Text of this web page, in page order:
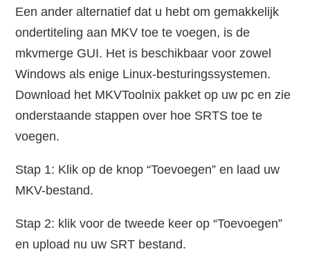
Een ander alternatief dat u hebt om gemakkelijk
ondertiteling aan MKV toe te voegen, is de
mkvmerge GUI. Het is beschikbaar voor zowel
Windows als enige Linux-besturingssystemen.
Download het MKVToolnix pakket op uw pc en zie
onderstaande stappen over hoe SRTS toe te
voegen.
Stap 1: Klik op de knop “Toevoegen” en laad uw
MKV-bestand.
Stap 2: klik voor de tweede keer op “Toevoegen”
en upload nu uw SRT bestand.